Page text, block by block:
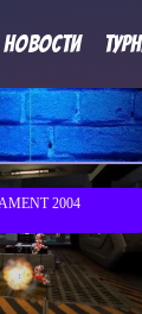
Новости
2004